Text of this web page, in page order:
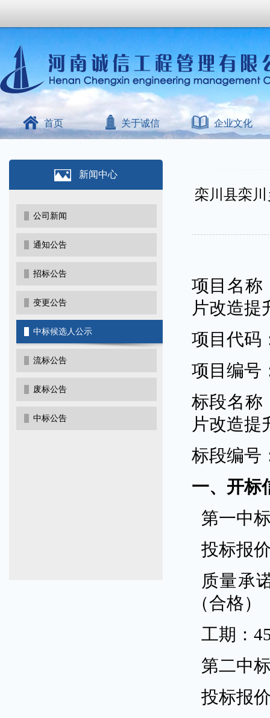
首页 关于诚信 企业文化
新闻中心
公司新闻
通知公告
招标公告
变更公告
中标候选人公示
流标公告
废标公告
中标公告
栾川县栾
项目名称
片改造提
项目代码
项目编号
标段名称
片改造提
标段编号
一、开标
第一中
投标报
质量承
（合格）
工期：
第二中
投标报